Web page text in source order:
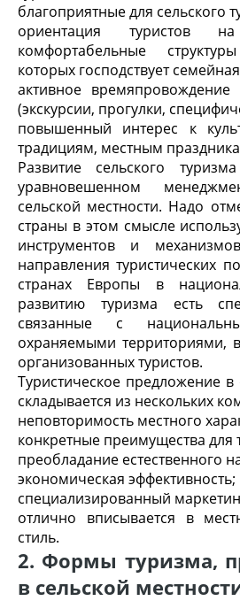
благоприятные для сельского
ориентация туристов
комфортабельные
которых господствует
активное времяпровождение
(экскурсии, прогулки,
повышенный интерес к
традициям, местным
Развитие сельского
уравновешенном
сельской местности. Надо
страны в этом смысле
инструментов и
направления туристических
странах Европы в
развитию туризма есть
связанные с
охраняемыми территориями,
организованных туристов.
Туристическое предложение в
складывается из нескольких
неповторимость местного
конкретные преимущества для
преобладание естественного
экономическая эффективность;
специализированный
отлично вписывается в
стиль.
2. Формы туризма,
в сельской